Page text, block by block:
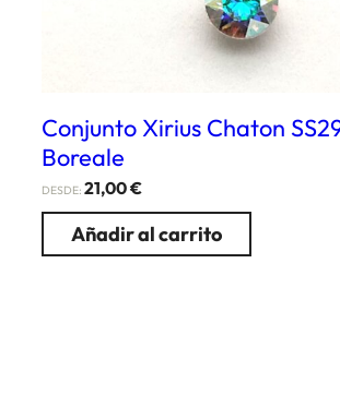
Conjunto Xirius Chaton
Boreale
DESDE: 21,00€
Añadir al carrito